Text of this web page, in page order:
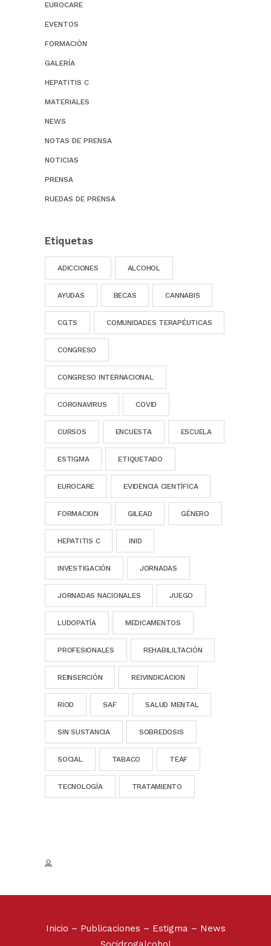
EUROCARE
EVENTOS
FORMACIÓN
GALERÍA
HEPATITIS C
MATERIALES
NEWS
NOTAS DE PRENSA
NOTICIAS
PRENSA
RUEDAS DE PRENSA
Etiquetas
ADICCIONES ALCOHOL
AYUDAS BECAS CANNABIS
CGTS COMUNIDADES TERAPÉUTICAS
CONGRESO
CONGRESO INTERNACIONAL
CORONAVIRUS COVID
CURSOS ENCUESTA ESCUELA
ESTIGMA ETIQUETADO
EUROCARE EVIDENCIA CIENTÍFICA
FORMACION GILEAD GÉNERO
HEPATITIS C INID
INVESTIGACIÓN JORNADAS
JORNADAS NACIONALES JUEGO
LUDOPATÍA MEDICAMENTOS
PROFESIONALES REHABILILTACIÓN
REINSERCIÓN REIVINDICACION
RIOD SAF SALUD MENTAL
SIN SUSTANCIA SOBREDOSIS
SOCIAL TABACO TEAF
TECNOLOGÍA TRATAMIENTO
Inicio – Publicaciones – Estigma – News